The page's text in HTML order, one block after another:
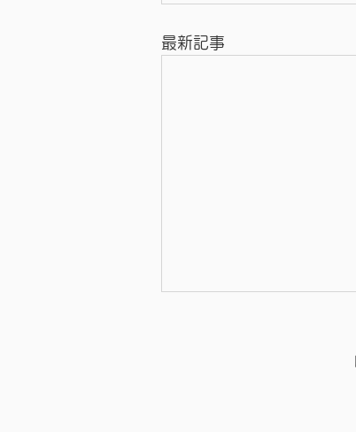
最新記事